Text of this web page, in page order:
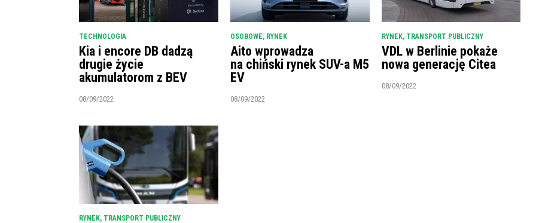
TECHNOLOGIA
Kia i encore DB dadzą
drugie życie
akumulatorom z BEV
08/09/2022
OSOBOWE, RYNEK
Aito wprowadza
na chiński rynek SUV-a M5
EV
08/09/2022
RYNEK, TRANSPORT PUBLICZNY
VDL w Berlinie pokaże
nowa generację Citea
08/09/2022
RYNEK, TRANSPORT PUBLICZNY